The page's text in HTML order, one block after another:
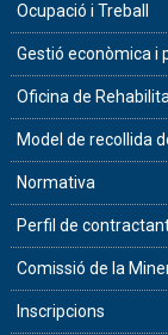
Ocupació i Treball
Gestió econòmica i
Oficina de
Model de recollida
Normativa
Perfil de
Comissió de la
Inscripcions